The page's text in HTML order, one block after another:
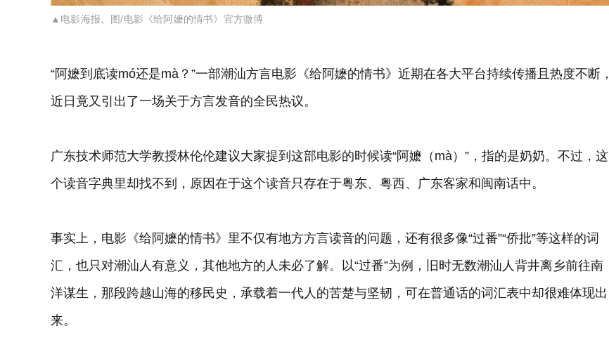
▲电影海报。图/电影《给阿嬷的情书》官方微博
“阿嬷到底读mó还是mà？”一部潮汕方言电影《给阿嬷的情书》近期在各大平台持续传播且热度不断，
近日竟又引出了一场关于方言发音的全民热议。
广东技术师范大学教授林伦伦建议大家提到这部电影的时候读“阿嬷（mà）”，指的是奶奶。不过，这
个读音字典里却找不到，原因在于这个读音只存在于粤东、粤西、广东客家和闽南话中。
事实上，电影《给阿嬷的情书》里不仅有地方方言读音的问题，还有很多像“过番”“侨批”等这样的词
汇，也只对潮汕人有意义，其他地方的人未必了解。以“过番”为例，旧时无数潮汕人背井离乡前往南
洋谋生，那段跨越山海的移民史，承载着一代人的苦楚与坚韧，可在普通话的词汇表中却很难体现出
来。